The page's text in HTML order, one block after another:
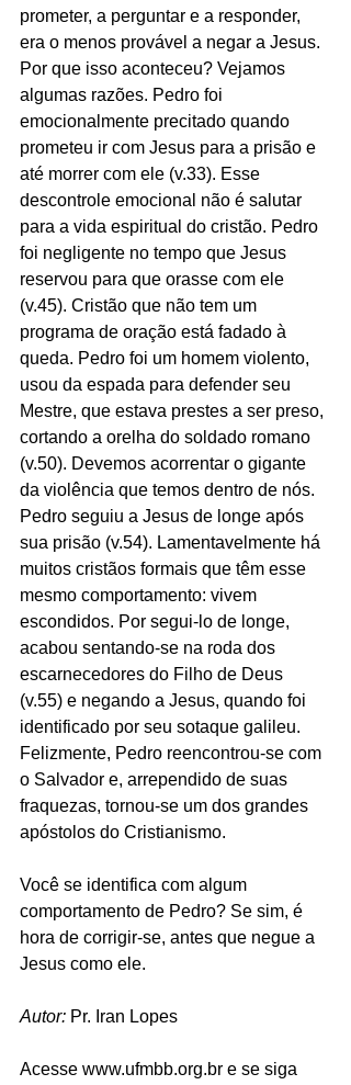
prometer, a perguntar e a responder,
era o menos provável a negar a Jesus.
Por que isso aconteceu? Vejamos
algumas razões. Pedro foi
emocionalmente precitado quando
prometeu ir com Jesus para a prisão e
até morrer com ele (v.33). Esse
descontrole emocional não é salutar
para a vida espiritual do cristão. Pedro
foi negligente no tempo que Jesus
reservou para que orasse com ele
(v.45). Cristão que não tem um
programa de oração está fadado à
queda. Pedro foi um homem violento,
usou da espada para defender seu
Mestre, que estava prestes a ser preso,
cortando a orelha do soldado romano
(v.50). Devemos acorrentar o gigante
da violência que temos dentro de nós.
Pedro seguiu a Jesus de longe após
sua prisão (v.54). Lamentavelmente há
muitos cristãos formais que têm esse
mesmo comportamento: vivem
escondidos. Por segui-lo de longe,
acabou sentando-se na roda dos
escarnecedores do Filho de Deus
(v.55) e negando a Jesus, quando foi
identificado por seu sotaque galileu.
Felizmente, Pedro reencontrou-se com
o Salvador e, arrependido de suas
fraquezas, tornou-se um dos grandes
apóstolos do Cristianismo.
Você se identifica com algum
comportamento de Pedro? Se sim, é
hora de corrigir-se, antes que negue a
Jesus como ele.
Autor: Pr. Iran Lopes
Acesse www.ufmbb.org.br e se siga